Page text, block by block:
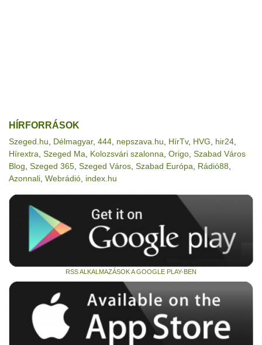
HÍRFORRÁSOK
Szeged.hu Délmagyar, 444 nepszava.hu HírTv, HVG hir24
Hírextra Szeged Ma Kolozsvári szalonna Origo Szabad Város
Blog Szeged 365 Szeged Város Szabad Európa Rádió88
Azonnali Webrádió index.hu
RSS ALKALMAZÁSOK A GOOGLE PLAY-BEN